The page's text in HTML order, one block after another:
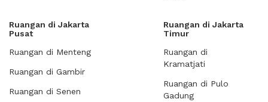
Ruangan di Jakarta
Pusat
Ruangan di Menteng
Ruangan di Gambir
Ruangan di Senen
Ruangan di Jakarta
Timur
Ruangan di
Kramatjati
Ruangan di Pulo
Gadung